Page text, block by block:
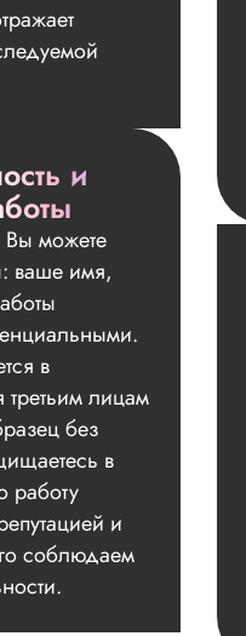
и
Вы можете
ваше имя,
в
третьим лицам
без
в
работу
и
соблюдаем